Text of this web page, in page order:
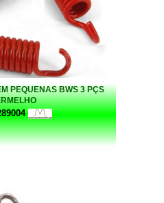
PEQUENAS BWS 3 PÇS